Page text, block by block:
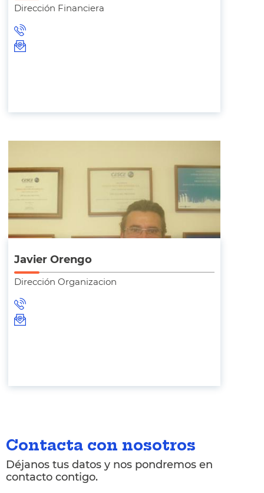
Dirección Financiera
Javier Orengo
Dirección Organizacion
Contacta con nosotros
Déjanos tus datos y nos pondremos en
contacto contigo.